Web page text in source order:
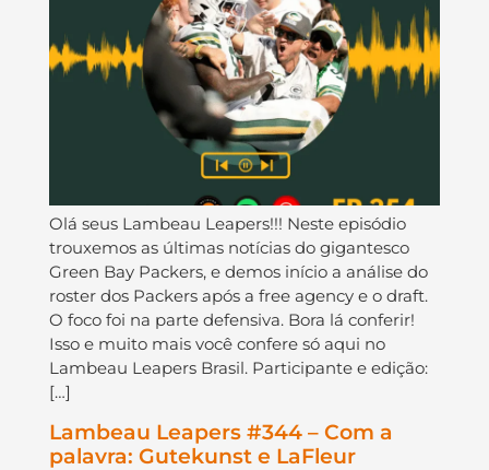
Olá seus Lambeau Leapers!!! Neste episódio
trouxemos as últimas notícias do gigantesco
Green Bay Packers, e demos início a análise do
roster dos Packers após a free agency e o draft.
O foco foi na parte defensiva. Bora lá conferir!
Isso e muito mais você confere só aqui no
Lambeau Leapers Brasil. Participante e edição:
[…]
Lambeau Leapers #344 – Com a
palavra: Gutekunst e LaFleur